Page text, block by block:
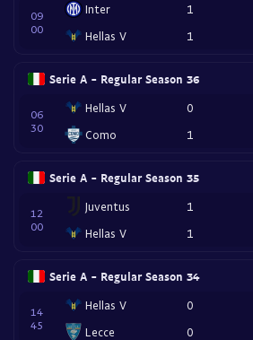
09
00
Inter
Hellas V
1
1
Serie A - Regular Season 36
06
30
Hellas V
Como
0
1
Serie A - Regular Season 35
12
00
Juventus
Hellas V
1
1
Serie A - Regular Season 34
14
45
Hellas V
Lecce
0
0